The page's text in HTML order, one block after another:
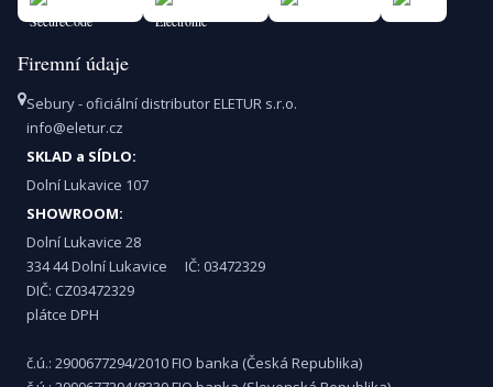
Firemní údaje
Sebury - oficiální distributor ELETUR s.r.o.
info@eletur.cz
SKLAD a SÍDLO:
Dolní Lukavice 107
SHOWROOM:
Dolní Lukavice 28
334 44 Dolní Lukavice IČ: 03472329
DIČ: CZ03472329
plátce DPH
č.ú.: 2900677294/2010 FIO banka (Česká Republika)